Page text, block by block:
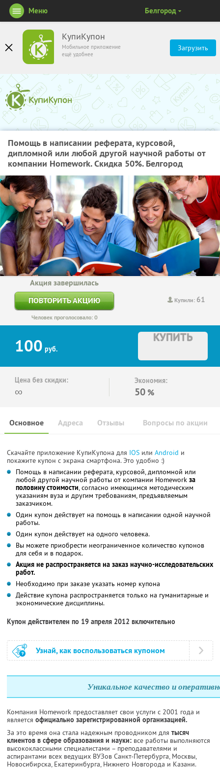
КупиКупон
Мобильное приложение
ещё удобнее
Загрузить
Меню Белгород
Помощь в написании реферата, курсовой,
дипломной или любой другой научной работы от
компании Homework. Скидка 50%. Белгород
Купили: 61
Акция завершилась
ПОВТОРИТЬ АКЦИЮ
Человек проголосовало: 0
100 руб.
КУПИТЬ
Цена без скидки:
∞
Экономия:
50 %
Основное Отзывы Вопросы по акции
Адреса
Скачайте приложение КупиКупона для IOS или Android и
покажите купон с экрана смартфона. Это удобно :)
Помощь в написании реферата, курсовой, дипломной или
любой другой научной работы от компании Homework за
половину стоимости, согласно имеющимся методическим
указаниям вуза и другим требованиям, предъявляемым
заказчиком.
Один купон действует на помощь в написании одной научной
работы.
Один купон действует на одного человека.
Вы можете приобрести неограниченное количество купонов
для себя и в подарок.
Акция не распространяется на заказ научно-исследовательских
работ.
Необходимо при заказе указать номер купона
Действие купона распространяется только на гуманитарные и
экономические дисциплины.
Купон действителен по 19 апреля 2012 включительно
Узнай, как воспользоваться купоном
Уникальное качество и
Компания Homework предоставляет свои услуги с 2001 года и
является официально зарегистрированной организацией.
За это время она стала надежным проводником для тысяч
клиентов в сфере образования и науки: все работы выполняются
высококлассными специалистами – преподавателями и
аспирантами всех ведущих ВУЗов Санкт-Петербурга, Москвы,
Новосибирска, Екатеринбурга, Нижнего Новгорода и Казани.